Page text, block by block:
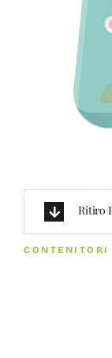
Ritiro
CONTENITORI